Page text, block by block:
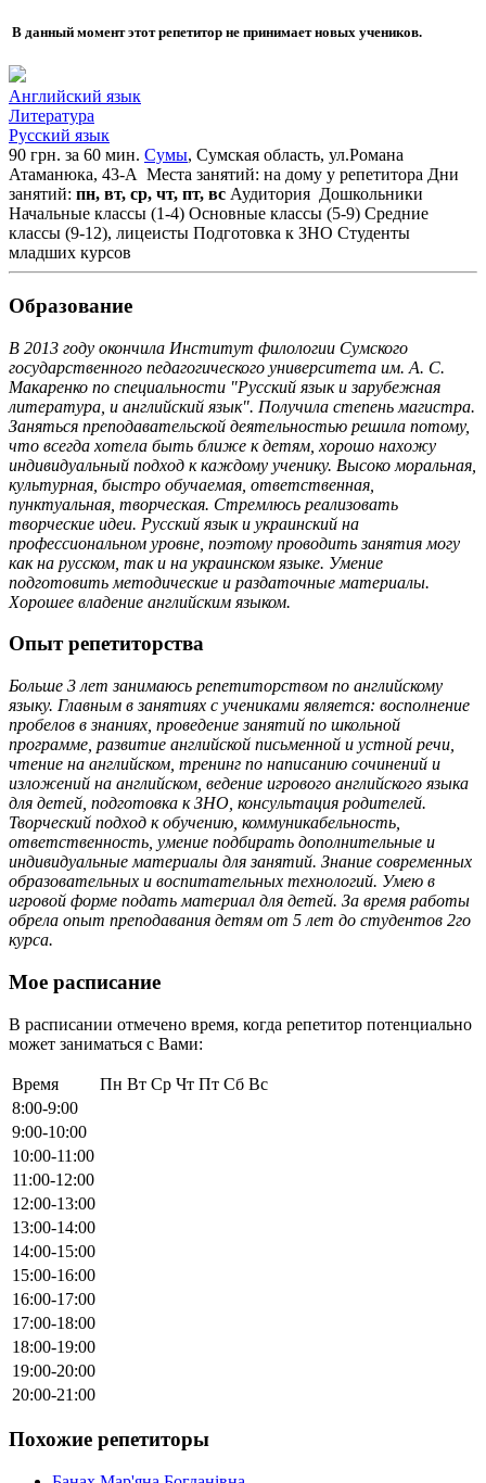
В данный момент этот репетитор не принимает новых учеников.
Английский язык
Литература
Русский язык
90 грн. за 60 мин. Сумы, Сумская область, ул.Романа
Атаманюка, 43-А Места занятий: на дому у репетитора Дни
занятий: пн, вт, ср, чт, пт, вс Аудитория Дошкольники
Начальные классы (1-4) Основные классы (5-9) Средние
классы (9-12), лицеисты Подготовка к ЗНО Студенты
младших курсов
Образование
В 2013 году окончила Институт филологии Сумского
государственного педагогического университета им. А. С.
Макаренко по специальности "Русский язык и зарубежная
литература, и английский язык". Получила степень магистра.
Заняться преподавательской деятельностью решила потому,
что всегда хотела быть ближе к детям, хорошо нахожу
индивидуальный подход к каждому ученику. Высоко моральная,
культурная, быстро обучаемая, ответственная,
пунктуальная, творческая. Стремлюсь реализовать
творческие идеи. Русский язык и украинский на
профессиональном уровне, поэтому проводить занятия могу
как на русском, так и на украинском языке. Умение
подготовить методические и раздаточные материалы.
Хорошее владение английским языком.
Опыт репетиторства
Больше 3 лет занимаюсь репетиторством по английскому
языку. Главным в занятиях с учениками является: восполнение
пробелов в знаниях, проведение занятий по школьной
программе, развитие английской письменной и устной речи,
чтение на английском, тренинг по написанию сочинений и
изложений на английском, ведение игрового английского языка
для детей, подготовка к ЗНО, консультация родителей.
Творческий подход к обучению, коммуникабельность,
ответственность, умение подбирать дополнительные и
индивидуальные материалы для занятий. Знание современных
образовательных и воспитательных технологий. Умею в
игровой форме подать материал для детей. За время работы
обрела опыт преподавания детям от 5 лет до студентов 2го
курса.
Мое расписание
В расписании отмечено время, когда репетитор потенциально
может заниматься с Вами:
Время Пн Вт Ср Чт Пт Сб Вс
8:00-9:00
9:00-10:00
10:00-11:00
11:00-12:00
12:00-13:00
13:00-14:00
14:00-15:00
15:00-16:00
16:00-17:00
17:00-18:00
18:00-19:00
19:00-20:00
20:00-21:00
Похожие репетиторы